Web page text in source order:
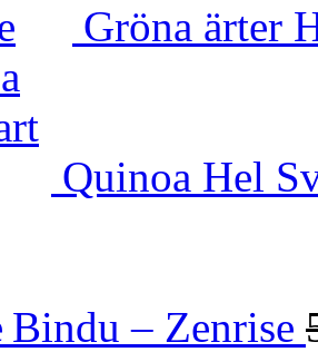
Gröna ärter
Quinoa Hel
Bindu – Zenrise